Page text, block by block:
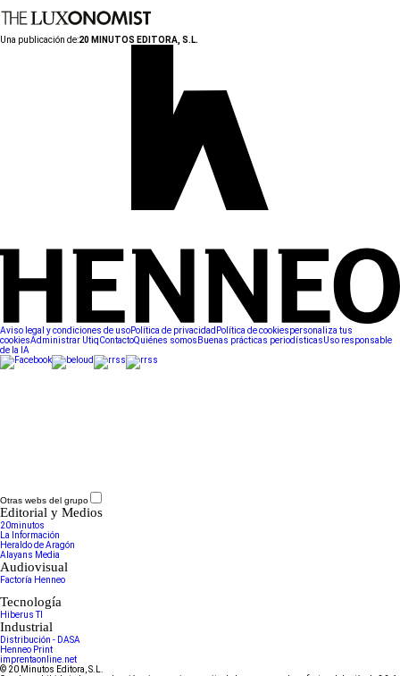
Una publicación de:20 MINUTOS EDITORA, S.L.
Aviso legal y condiciones de usoPolítica de privacidad Política de cookiespersonaliza tus
cookiesAdministrar UtiqContactoQuiénes somos Buenas prácticas periodísticasUso responsable
de la IA
Otras webs del grupo
Editorial y Medios
20minutos
La Información
Heraldo de Aragón
Alayans Media
Audiovisual
Factoría Henneo
Tecnología
Hiberus TI
Industrial
Distribución - DASA
Henneo Print
imprentaonline.net
© 20 Minutos Editora, S.L.